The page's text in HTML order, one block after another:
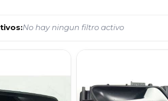
No hay ningun filtro activo